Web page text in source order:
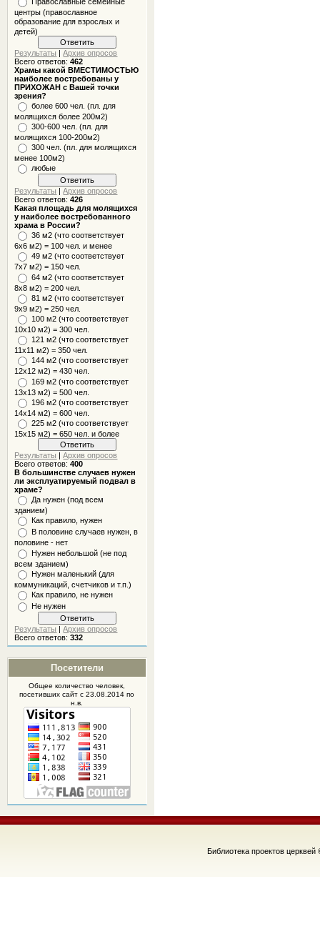
центры (православное
образование для взрослых и
детей)
Результаты |Архив опросов
Всего ответов:462
Храмы какой ВМЕСТИМОСТЬЮ
наиболее востребованы у
ПРИХОЖАН с Вашей точки
зрения?
более 600 чел. (пл. для
молящихся более 200м2)
300-600 чел. (пл. для
молящихся 100-200м2)
300 чел. (пл. для молящихся
менее 100м2)
любые
Результаты |Архив опросов
Всего ответов:426
Какая площадь для молящихся
у наиболее востребованного
храма в России?
36 м2 (что соответствует
6x6 м2) = 100 чел. и менее
49 м2 (что соответствует
7x7 м2) = 150 чел.
64 м2 (что соответствует
8x8 м2) = 200 чел.
81 м2 (что соответствует
9х9 м2) = 250 чел.
100 м2 (что соответствует
10x10 м2) = 300 чел.
121 м2 (что соответствует
11х11 м2) = 350 чел.
144 м2 (что соответствует
12х12 м2) = 430 чел.
169 м2 (что соответствует
13х13 м2) = 500 чел.
196 м2 (что соответствует
14х14 м2) = 600 чел.
225 м2 (что соответствует
15х15 м2) = 650 чел. и более
Результаты |Архив опросов
Всего ответов:400
В большинстве случаев нужен
ли эксплуатируемый подвал в
храме?
Да нужен (под всем
зданием)
Как правило, нужен
В половине случаев нужен, в
половине - нет
Нужен небольшой (не под
всем зданием)
Нужен маленький (для
коммуникаций, счетчиков и т.п.)
Как правило, не нужен
Не нужен
Результаты |Архив опросов
Всего ответов:332
Посетители
Общее количество человек,
посетившихсайтс 23.08.2014 по
н.в.
Библиотека проектов церквей